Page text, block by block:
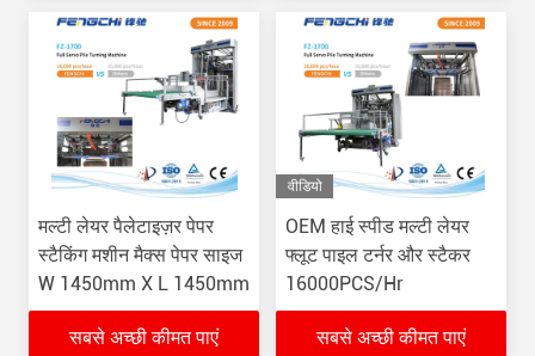
मल्टी लेयर पैलेटाइज़र पेपर
स्टैकिंग मशीन मैक्स पेपर साइज
W 1450mm X L 1450mm
सबसे अच्छी कीमत पाएं
वीडियो
OEM हाई स्पीड मल्टी लेयर
फ्लूट पाइल टर्नर और स्टैकर
16000PCS/Hr
सबसे अच्छी कीमत पाएं